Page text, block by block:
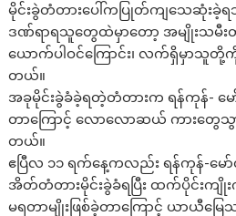
မိုင်းခွဲတံတားပေါ်ကပြုတ်ကျသေဆုံးခဲ့ရ
ဒဏ်ရာရသူတွေထဲမှာတော့ အမျိုးသမီး
ယောက်ပါဝင်ကြောင်း၊ လက်ရှိမှာသူတို့
တယ်။
အခုမိုင်းခွဲခံခဲ့ရတဲ့တံတားက ရန်ကုန်- မေ
တာကြောင့် လောလောဆယ် ကားတွေသွ
တယ်။
ဧပြီလ ၁၁ ရက်နေ့ကလည်း ရန်ကုန်-မေ
အိတ်တံတားမိုင်းခွဲခံရပြီး ထက်ပိုင်းကျို
မရတာမျိုးဖြစ်ခဲ့တာကြောင့် ယာယီမြေ